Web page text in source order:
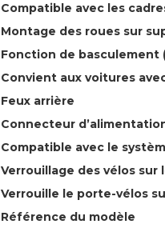
Compatible avec les
Montage des roues sur
Fonction de basculement
Convient aux voitures
Feux arrière
Connecteur
Compatible avec le
Verrouillage des vélos sur
Verrouille le porte-vélos
Référence du modèle